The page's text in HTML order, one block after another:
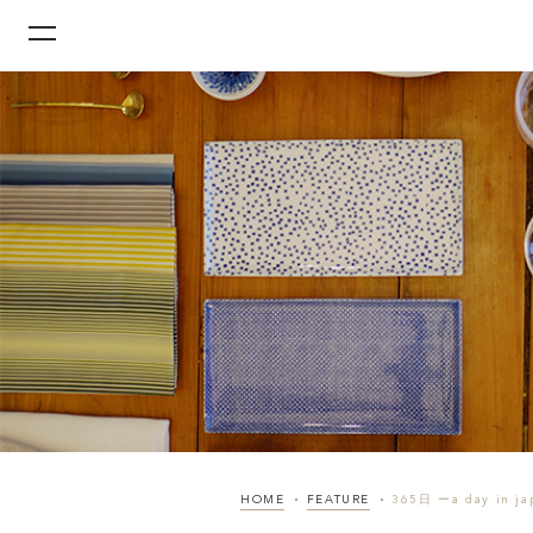
HOME FEATURE 365日 ーa day in